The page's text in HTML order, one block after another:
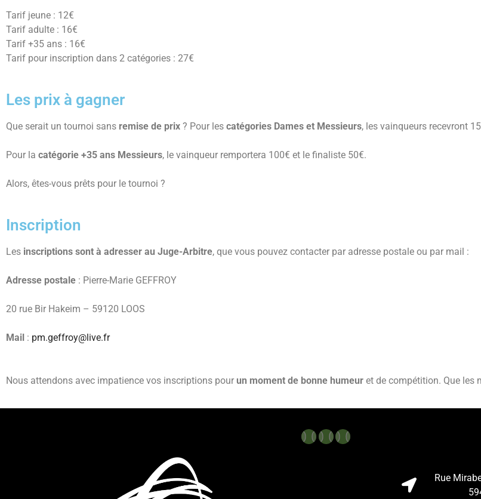
Tarif jeune : 12€
Tarif adulte : 16€
Tarif +35 ans : 16€
Tarif pour inscription dans 2 catégories : 27€
Les prix à gagner ​
Que serait un tournoi sans remise de prix ? Pour les catégories Dames et Messieurs, les vainqueurs recevront
Pour la catégorie +35 ans Messieurs, le vainqueur remportera 100€ et le finaliste 50€.
Alors, êtes-vous prêts pour le tournoi ?
Inscription ​
Les inscriptions sont à adresser au Juge-Arbitre, que vous pouvez contacter par adresse postale ou par mail :
Adresse postale : Pierre-Marie GEFFROY
20 rue Bir Hakeim – 59120 LOOS
Mail : pm.geffroy@live.fr
Nous attendons avec impatience vos inscriptions pour un moment de bonne humeur et de compétition. Que les
Rue